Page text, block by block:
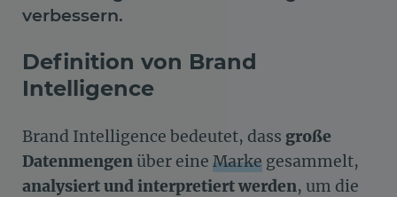
verbessern.
Definition von Brand
Intelligence
Brand Intelligence bedeutet, dass große
Datenmengen über eine Marke gesammelt,
analysiert und interpretiert werden, um die